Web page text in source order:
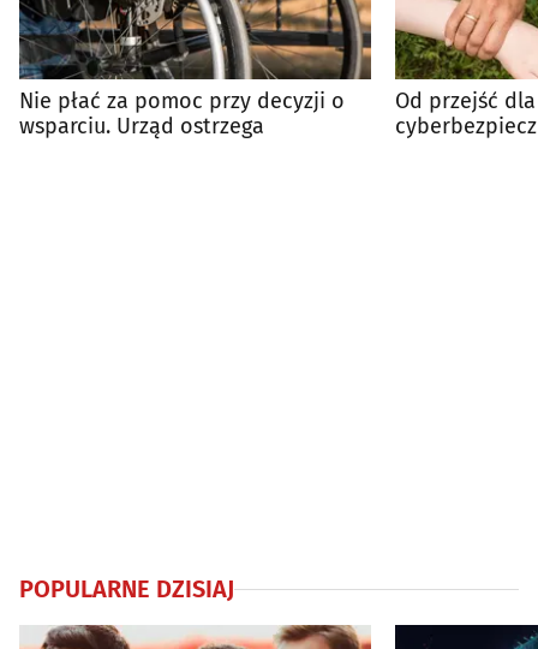
Nie płać za pomoc przy decyzji o
wsparciu. Urząd ostrzega
Od przejść
POPULARNE DZISIAJ